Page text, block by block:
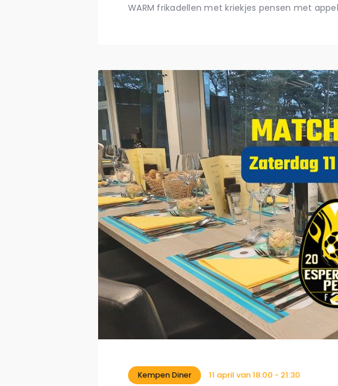
WARM frikadellen met kriekjes pensen met
Kempen Diner 11 april van 18:00 - 21:30